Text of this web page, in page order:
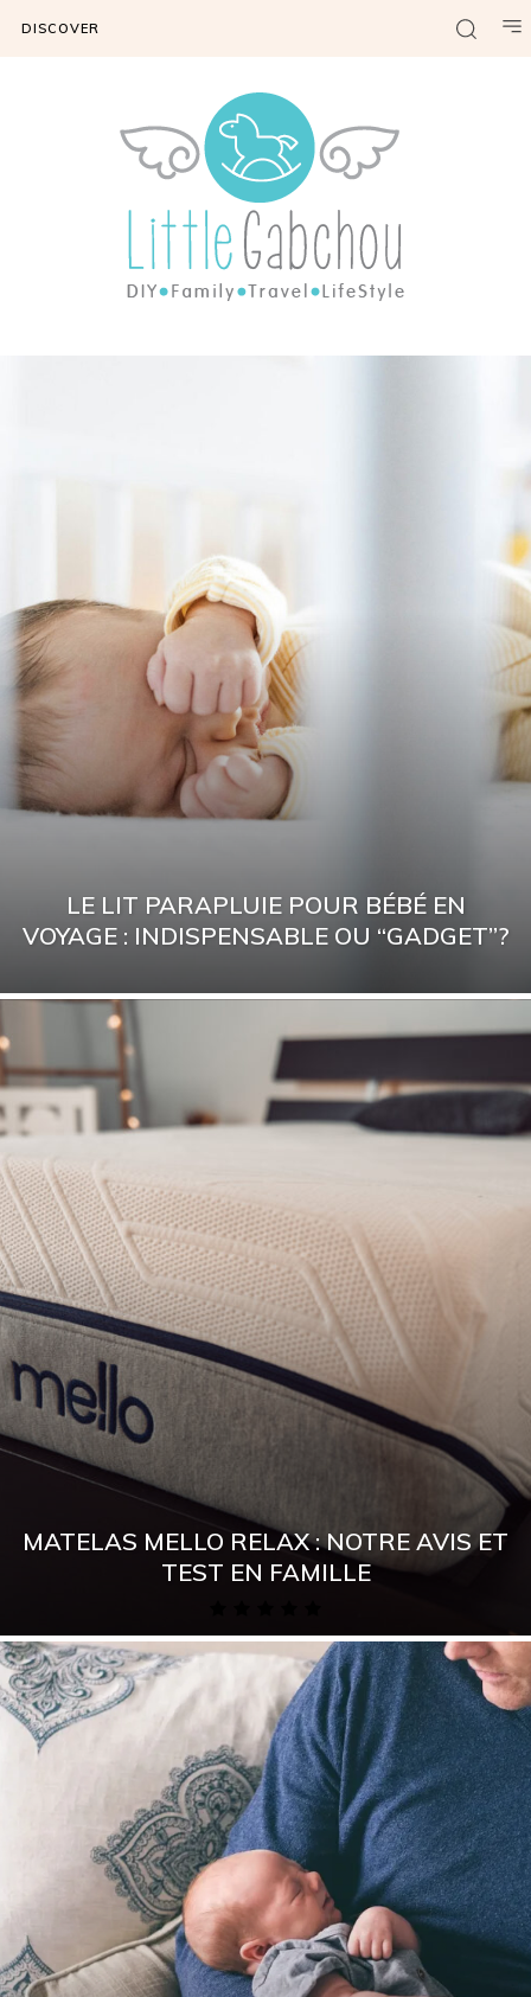
DISCOVER
LE LIT PARAPLUIE POUR BÉBÉ EN
VOYAGE : INDISPENSABLE OU “GADGET”?
MATELAS MELLO RELAX : NOTRE AVIS ET
TEST EN FAMILLE